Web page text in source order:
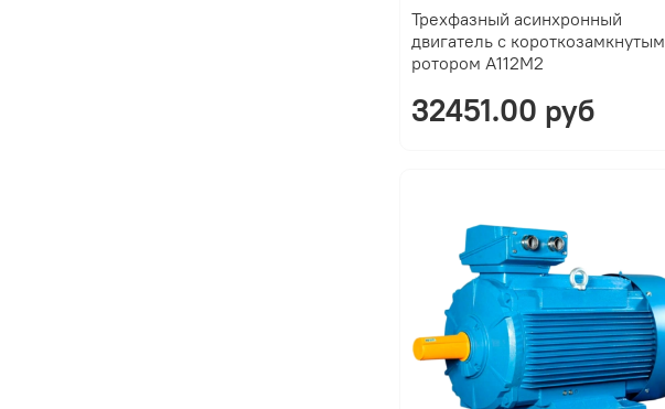
Трехфазный асинхронный
двигатель с короткозамкнутым
ротором A112M2
32451.00 руб